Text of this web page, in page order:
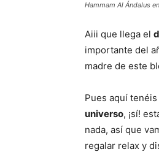
Hammam Al Ándalus
Aiii que llega el
importante del
madre de este
Pues aquí tenéis
universo, ¡sí!
nada, así que
regalar relax y